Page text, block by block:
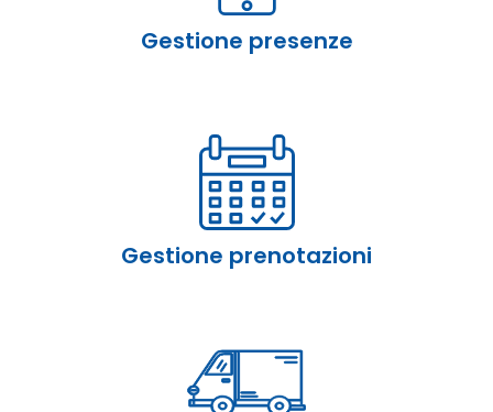
Gestione presenze
Gestione prenotazioni